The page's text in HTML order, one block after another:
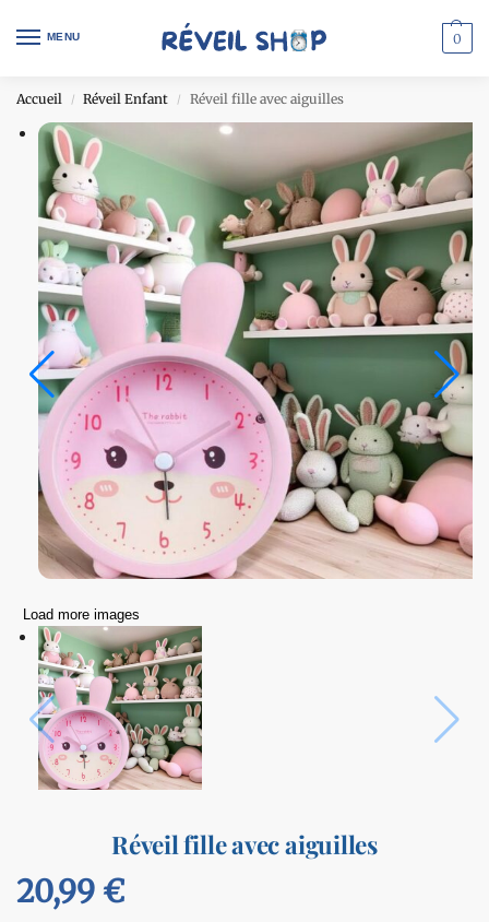
MENU 0
Accueil / Réveil Enfant / Réveil fille avec aiguilles
Load more images
Réveil fille avec aiguilles
20,99 €